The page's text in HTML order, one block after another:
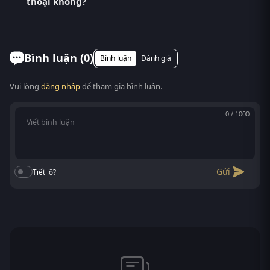
(Spy Time) đang gây sốt mạng xã hội với cốt truyện
laptop, Smart TV. Truy cập phimvn2y.com là xem
được, không cần cài app.
Bình luận (0) Bình luận Đánh giá
Vui lòng đăng nhậpđể tham gia bình luận.
0 / 1000
Tiết lộ? Gửi